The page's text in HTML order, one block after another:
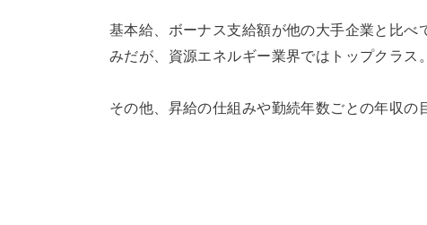
基本給、ボーナス支給額が他の大手企業と比
みだが、資源エネルギー業界ではトップクラス
その他、昇給の仕組みや勤続年数ごとの年収の